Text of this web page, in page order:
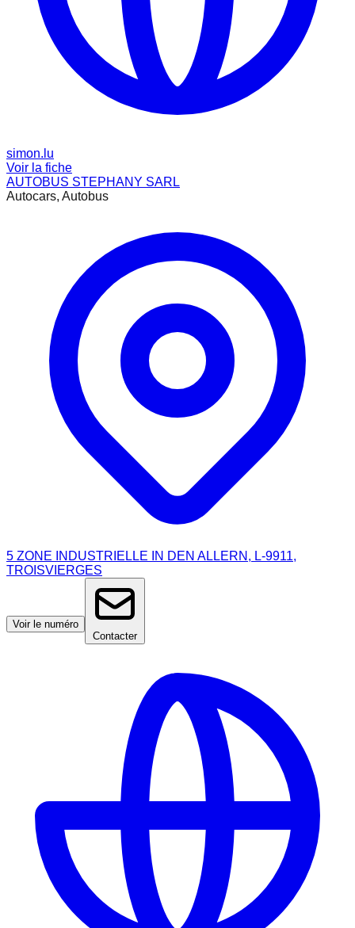
simon.lu
Voir la fiche
AUTOBUS STEPHANY SARL
Autocars, Autobus
5 ZONE INDUSTRIELLE IN DEN ALLERN, L-9911,
TROISVIERGES
Voir le numéro
Contacter